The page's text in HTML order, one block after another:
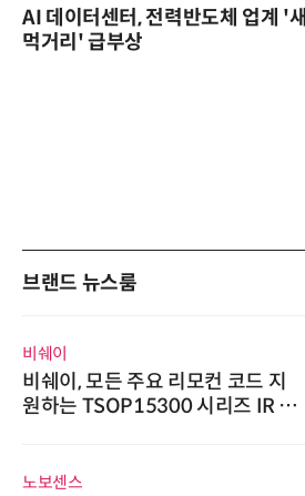
AI 데이터센터, 전력반도체 업계 '새
먹거리' 급부상
브랜드 뉴스룸
비쉐이
비쉐이, 모든 주요 리모컨 코드 지
원하는 TSOP15300 시리즈 IR 수
노보센스